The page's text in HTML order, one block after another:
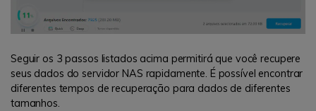
Seguir os 3 passos listados acima permitirá que você recupere
seus dados do servidor NAS rapidamente. É possível encontrar
diferentes tempos de recuperação para dados de diferentes
tamanhos.